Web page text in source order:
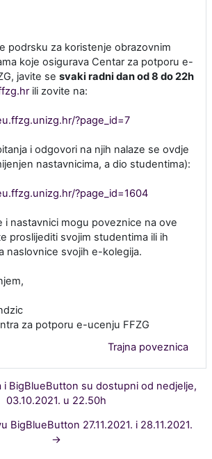
podrsku za koristenje obrazovnim
koje osigurava Centar za potporu e-
javite se svaki radni dan od 8 do 22h
ili zovite na:
?page_id=7
i odgovori na njih nalaze se ovdje
nastavnicima, a dio studentima):
?page_id=1604
i nastavnici mogu poveznice na ove
proslijediti svojim studentima ili ih
naslovnice svojih e-kolegija.
za potporu e-ucenju FFZG
Trajna poveznica
BigBlueButton su dostupni od nedjelje,
03.10.2021. u 22.50h
BigBlueButton 27.11.2021. i 28.11.2021.
→